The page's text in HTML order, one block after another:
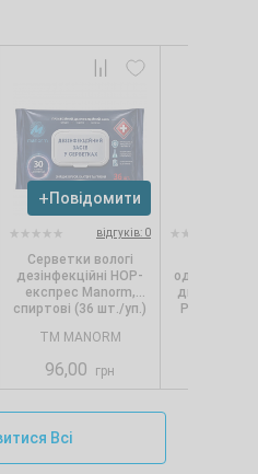
Повідомити
відгуків: 0
Серветки вологі
дезінфекційні НОР-
експрес Manorm,
спиртові (36 шт./уп.)
TM MANORM
96,00 грн
одношарові,
Pro.Extra,
Всі